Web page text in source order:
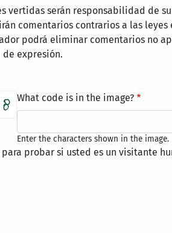
vertidas serán responsabilidad de
comentarios contrarios a las leyes
podrá eliminar comentarios no
expresión.
What code is in the image?
Enter the characters shown in the image.
para probar si usted es un visitante